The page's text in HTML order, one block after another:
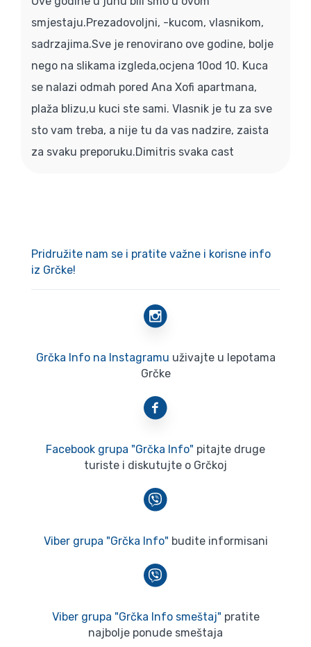
smjestaju.Prezadovoljni, -kucom, vlasnikom,
sadrzajima.Sve je renovirano ove godine, bolje
nego na slikama izgleda,ocjena 10od 10. Kuca
se nalazi odmah pored Ana Xofi apartmana,
plaža blizu,u kuci ste sami. Vlasnik je tu za sve
sto vam treba, a nije tu da vas nadzire, zaista
za svaku preporuku.Dimitris svaka cast
Pridružite nam se i pratite važne i korisne info
iz Grčke!
Grčka Info na Instagramu uživajte u lepotama
Grčke
Facebook grupa "Grčka Info" pitajte druge
turiste i diskutujte o Grčkoj
Viber grupa "Grčka Info" budite informisani
Viber grupa "Grčka Info smeštaj" pratite
najbolje ponude smeštaja